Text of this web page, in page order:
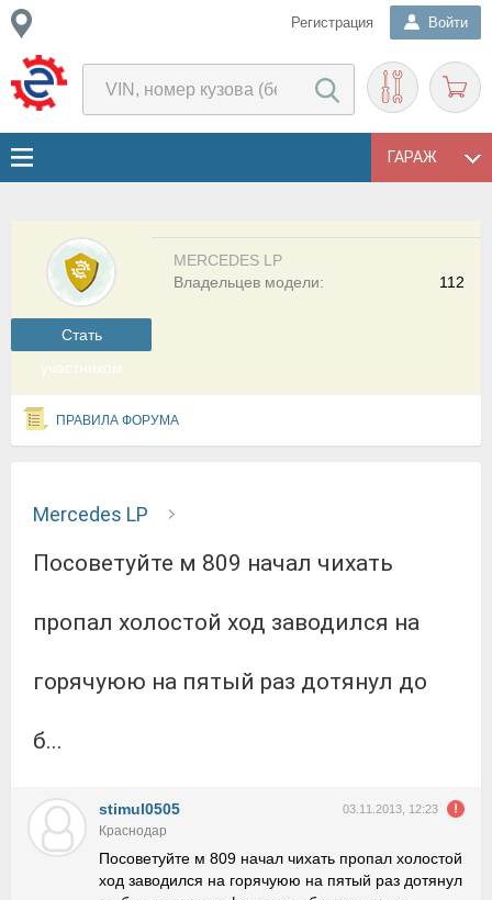
Регистрация Войти
ГАРАЖ
Cтать
участником
MERCEDES LP
112
Владельцев модели:
ПРАВИЛА ФОРУМА
Mercedes LP
Посоветуйте м 809 начал чихать
пропал холостой ход заводился на
горячуюю на пятый раз дотянул до
б...
stimul0505 03.11.2013, 12:23
Краснодар
Посоветуйте м 809 начал чихать пропал холостой
ход заводился на горячуюю на пятый раз дотянул